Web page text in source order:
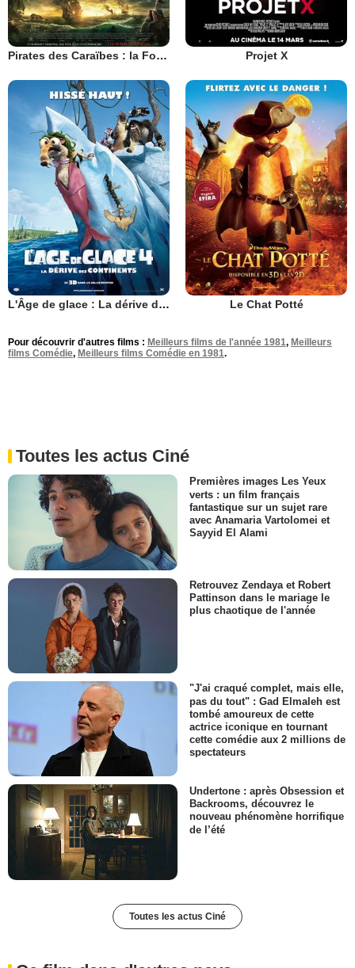
Pirates des Caraïbes : la Fontaine de Jouvence Projet X
L'Âge de glace : La dérive des continents Le Chat Potté
Pour découvrir d'autres films : Meilleurs films de l'année 1981, Meilleurs
films Comédie, Meilleurs films Comédie en 1981.
Toutes les actus Ciné
Premières images Les Yeux
verts : un film français
fantastique sur un sujet rare
avec Anamaria Vartolomei et
Sayyid El Alami
Retrouvez Zendaya et Robert
Pattinson dans le mariage le
plus chaotique de l'année
"J'ai craqué complet, mais elle,
pas du tout" : Gad Elmaleh est
tombé amoureux de cette
actrice iconique en tournant
cette comédie aux 2 millions de
spectateurs
Undertone : après Obsession et
Backrooms, découvrez le
nouveau phénomène horrifique
de l’été
Toutes les actus Ciné